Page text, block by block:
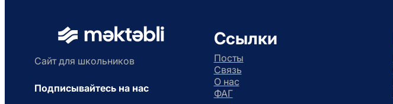
Сайт для школьников
Подписывайтесь на нас
Ссылки
Посты
Связь
О нас
ФАГ